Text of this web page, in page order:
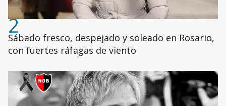
2
Sábado fresco, despejado y soleado en Rosario,
con fuertes ráfagas de viento